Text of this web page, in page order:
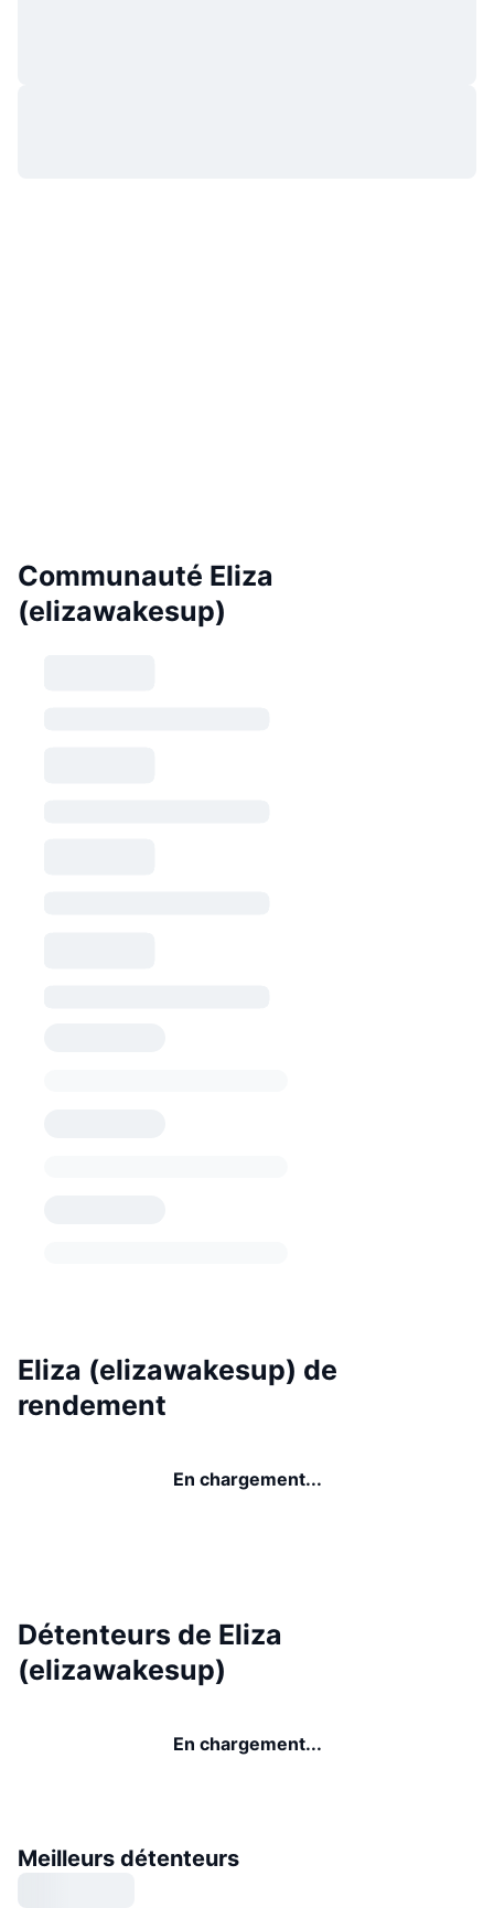
Communauté Eliza
(elizawakesup)
Eliza (elizawakesup) de
rendement
En chargement...
Détenteurs de Eliza
(elizawakesup)
En chargement...
Meilleurs détenteurs